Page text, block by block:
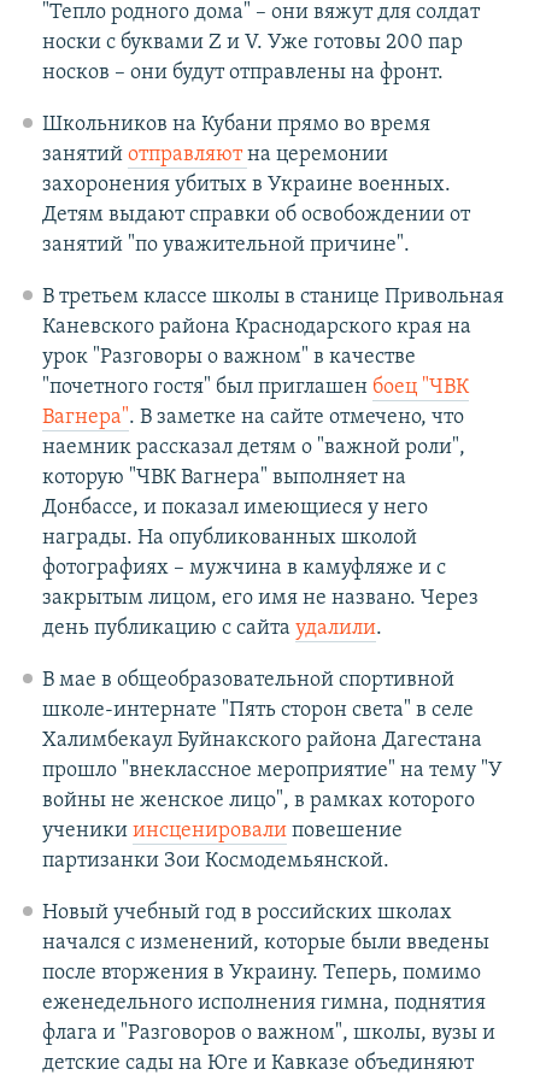
"Тепло родного дома" – они вяжут для солдат
носки с буквами Z и V. Уже готовы 200 пар
носков – они будут отправлены на фронт.
Школьников на Кубани прямо во время
занятий отправляютна церемонии
захоронения убитых в Украине военных.
Детям выдают справки об освобождении от
занятий "по уважительной причине".
В третьем классе школы в станице Привольная
Каневского района Краснодарского края на
урок "Разговоры о важном" в качестве
"почетного гостя" был приглашен боец "ЧВК
Вагнера". В заметке на сайте отмечено, что
наемник рассказал детям о "важной роли",
которую "ЧВК Вагнера" выполняет на
Донбассе, и показал имеющиеся у него
награды. На опубликованных школой
фотографиях – мужчина в камуфляже и с
закрытым лицом, его имя не названо. Через
день публикацию с сайта удалили.
В мае в общеобразовательной спортивной
школе-интернате "Пять сторон света" в селе
Халимбекаул Буйнакского района Дагестана
прошло "внеклассное мероприятие" на тему "У
войны не женское лицо", в рамках которого
ученики инсценировалиповешение
партизанки Зои Космодемьянской.
Новый учебный год в российских школах
начался с изменений, которые были введены
после вторжения в Украину. Теперь, помимо
еженедельного исполнения гимна, поднятия
флага и "Разговоров о важном", школы, вузы и
детские сады на Юге и Кавказе объединяют